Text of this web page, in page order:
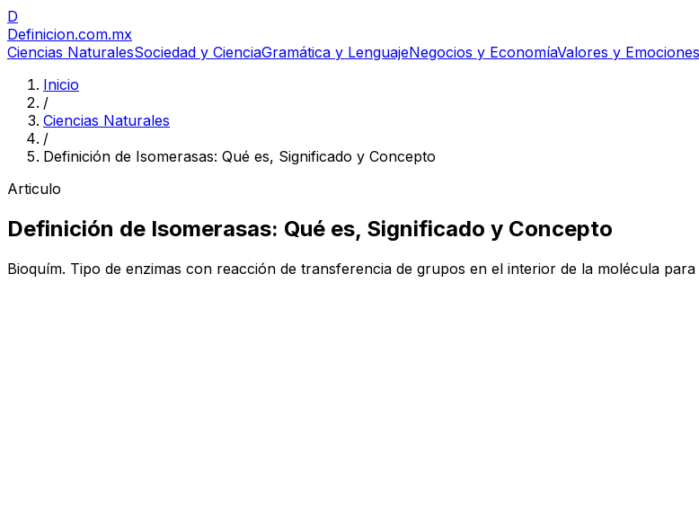
D
Definicion.com.mx
Ciencias NaturalesSociedad y CienciaGramática y LenguajeNegocios y EconomíaValores y Emociones
Inicio
/
Ciencias Naturales
/
Definición de Isomerasas: Qué es, Significado y Concepto
Articulo
Definición de Isomerasas: Qué es, Significado y Concepto
Bioquím. Tipo de enzimas con reacción de transferencia de grupos en el interior de la molécula